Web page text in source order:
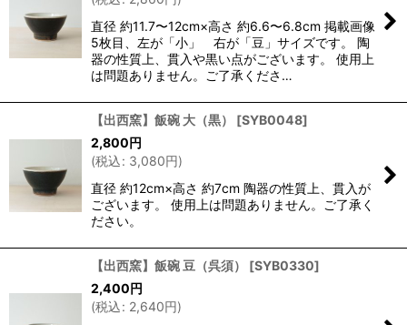
直径 約11.7〜12cm×高さ 約6.6〜6.8cm 掲載画像
5枚目、左が「小」 右が「豆」サイズです。 陶
器の性質上、貫入や黒い点がございます。 使用上
は問題ありません。ご了承くださ…
【出西窯】飯碗 大（黒） [SYB0048]
2,800円
(税込: 3,080円)
直径 約12cm×高さ 約7cm 陶器の性質上、貫入が
ございます。 使用上は問題ありません。ご了承く
ださい。
【出西窯】飯碗 豆（呉須） [SYB0330]
2,400円
(税込: 2,640円)